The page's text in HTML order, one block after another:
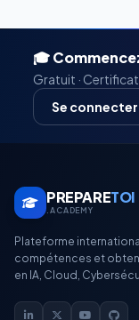
🎓
Gratuit ·
Se connecter
PREPARETOI
.ACADEMY
Plateforme
compétences et
en IA, Cloud,